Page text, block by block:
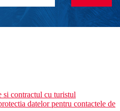
si contractul cu turistul
datelor pentru contactele de